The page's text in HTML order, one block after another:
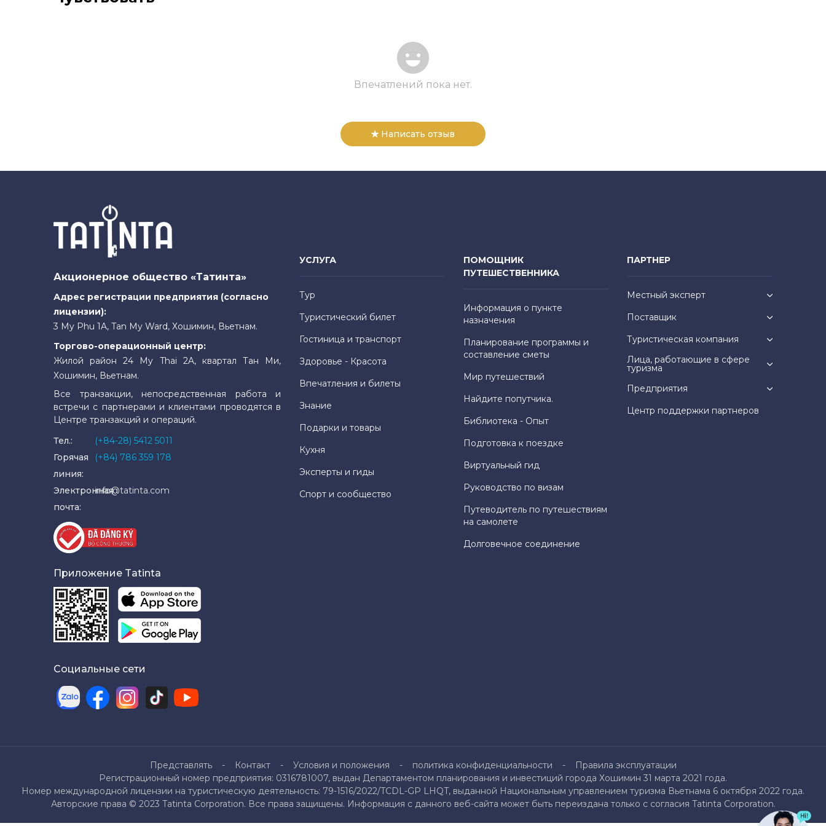
Впечатлений пока нет.
Написать отзыв
Акционерное общество «Татинта»
Адрес регистрации предприятия (согласно
лицензии):
3 My Phu 1A, Tan My Ward, Хошимин, Вьетнам.
Торгово-операционный центр:
Жилой район 24 My Thai 2A, квартал Тан Ми,
Хошимин, Вьетнам.
Все транзакции, непосредственная работа и
встречи с партнерами и клиентами проводятся в
Центре транзакций и операций.
Тел.:
(+84-28) 5412 5011
Горячая
линия:
(+84) 786 359 178
Электронная
почта:
info@tatinta.com
Приложение Tatinta
Социальные сети
УСЛУГА
Тур
Туристический билет
Гостиница и транспорт
Здоровье - Красота
Впечатления и билеты
Знание
Подарки и товары
Кухня
Эксперты и гиды
Спорт и сообщество
ПОМОЩНИК
ПУТЕШЕСТВЕННИКА
Информация о пункте
назначения
Планирование программы и
составление сметы
Мир путешествий
Найдите попутчика.
Библиотека - Опыт
Подготовка к поездке
Виртуальный гид
Руководство по визам
Путеводитель по путешествиям
на самолете
Долговечное соединение
ПАРТНЕР
Местный эксперт
Поставщик
Туристическая компания
Лица, работающие в сфере
туризма
Предприятия
Центр поддержки партнеров
Представлять Контакт Условия и положения политика конфиденциальности
Правила эксплуатации
Регистрационный номер предприятия: 0316781007, выдан Департаментом планирования и инвестиций города Хошимин 31 марта 2021 года.
Номер международной лицензии на туристическую деятельность: 79-1516/2022/TCDL-GP LHQT, выданной Национальным управлением туризма Вьетнама 6 октября 2022 года.
Авторские права © 2023 Tatinta Corporation. Все права защищены. Информация с данного веб-сайта может быть переиздана только с согласия Tatinta Corporation.